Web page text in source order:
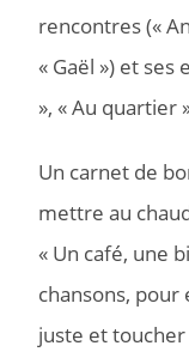
rencontres («
« Gaël ») et ses
», « Au quartier
Un carnet de
mettre au
« Un café, une
chansons,
juste et toucher